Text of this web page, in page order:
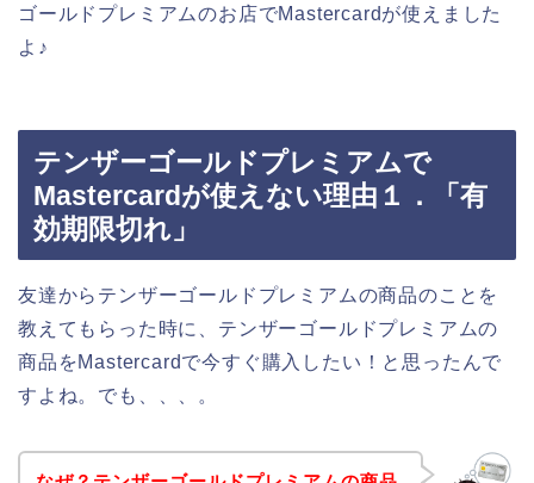
ゴールドプレミアムのお店でMastercardが使えました
よ♪
テンザーゴールドプレミアムで
Mastercardが使えない理由１．「有
効期限切れ」
友達からテンザーゴールドプレミアムの商品のことを
教えてもらった時に、テンザーゴールドプレミアムの
商品をMastercardで今すぐ購入したい！と思ったんで
すよね。でも、、、。